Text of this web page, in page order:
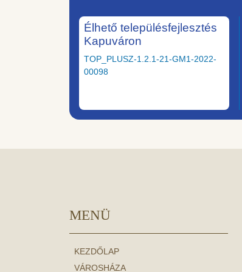
Élhető településfejlesztés
Kapuváron
TOP_PLUSZ-1.2.1-21-GM1-2022-
00098
MENÜ
KEZDŐLAP
VÁROSHÁZA